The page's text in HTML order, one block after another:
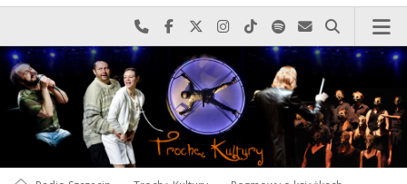
Najlepiej po prostu do nas zadzwoń
Odwiedź nas na Facebook-u
Odwiedź nas na X
Odwiedź nas na Instagram-ie
Odwiedź nas na TikTok-u
Szukaj nas na Spotify
Wyślij do nas
Szukaj